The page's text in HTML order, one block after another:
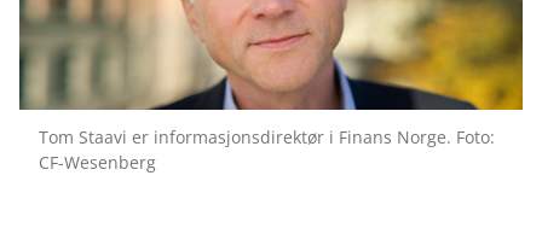
Tom Staavi er informasjonsdirektør i Finans Norge. Foto:
CF-Wesenberg